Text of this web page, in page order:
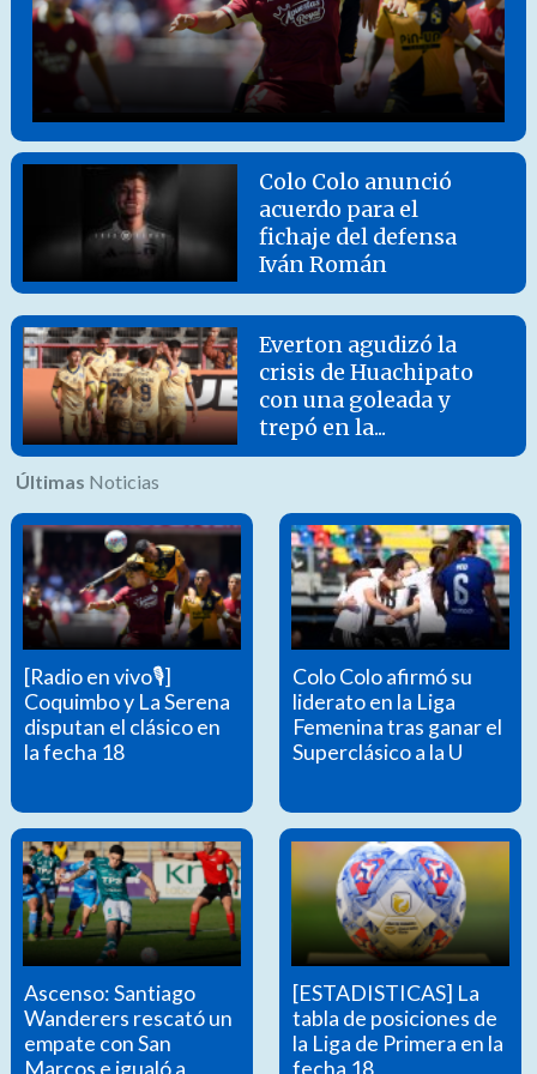
Colo Colo anunció
acuerdo para el
fichaje del defensa
Iván Román
Everton agudizó la
crisis de Huachipato
con una goleada y
trepó en la...
Últimas Noticias
[Radio en vivo🎙]
Coquimbo y La Serena
disputan el clásico en
la fecha 18
Colo Colo afirmó su
liderato en la Liga
Femenina tras ganar el
Superclásico a la U
Ascenso: Santiago
Wanderers rescató un
empate con San
Marcos e igualó a
[ESTADISTICAS] La
tabla de posiciones de
la Liga de Primera en la
fecha 18